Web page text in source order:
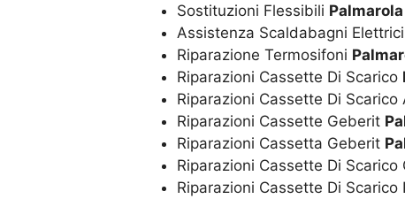
Sostituzioni Flessibili Palmarola
Assistenza Scaldabagni Elettrici
Riparazione Termosifoni
Riparazioni Cassette Di Scarico
Riparazioni Cassette Di Scarico
Riparazioni Cassette Geberit
Riparazioni Cassetta Geberit
Riparazioni Cassette Di Scarico
Riparazioni Cassette Di Scarico